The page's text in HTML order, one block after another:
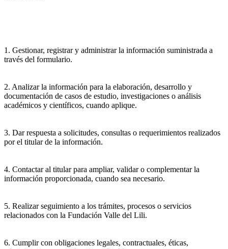
1. Gestionar, registrar y administrar la información suministrada a
través del formulario.
2. Analizar la información para la elaboración, desarrollo y
documentación de casos de estudio, investigaciones o análisis
académicos y científicos, cuando aplique.
3. Dar respuesta a solicitudes, consultas o requerimientos realizados
por el titular de la información.
4. Contactar al titular para ampliar, validar o complementar la
información proporcionada, cuando sea necesario.
5. Realizar seguimiento a los trámites, procesos o servicios
relacionados con la Fundación Valle del Lili.
6. Cumplir con obligaciones legales, contractuales, éticas,